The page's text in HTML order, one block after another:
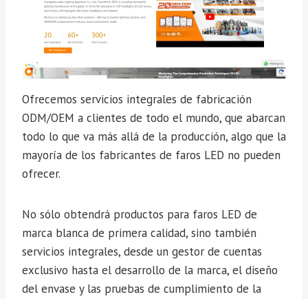
Ofrecemos servicios integrales de fabricación
ODM/OEM a clientes de todo el mundo, que abarcan
todo lo que va más allá de la producción, algo que la
mayoría de los fabricantes de faros LED no pueden
ofrecer.
No sólo obtendrá productos para faros LED de
marca blanca de primera calidad, sino también
servicios integrales, desde un gestor de cuentas
exclusivo hasta el desarrollo de la marca, el diseño
del envase y las pruebas de cumplimiento de la